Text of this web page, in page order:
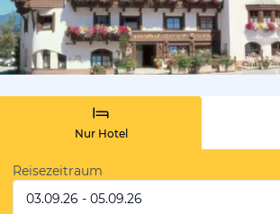
Nur Hotel
Reisezeitraum
03.09.26 - 05.09.26